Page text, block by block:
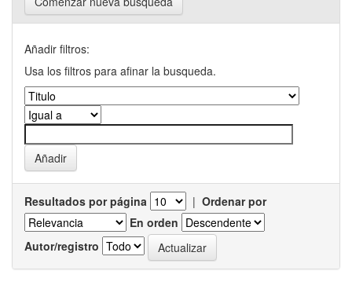
Añadir filtros:
Usa los filtros para afinar la busqueda.
Resultados por página | Ordenar por
En orden
Autor/registro